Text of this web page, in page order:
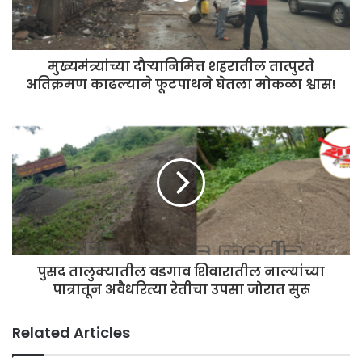
मुख्यमंत्र्यांच्या दौऱ्यानिमित्त शहरातील तात्पुरते
अतिक्रमण काढल्याने फूटपाथने घेतला मोकळा श्वास!
पुसद तालुक्यातील वडगाव शिवारातील नाल्यांच्या
पात्रातून अवैधरित्या रेतीचा उपसा जोरात सुरू
Related Articles